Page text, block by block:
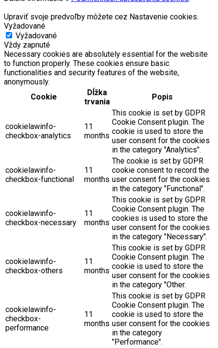
Upraviť svoje predvoľby môžete cez Nastavenie cookies.
Vyžadované
Vyžadované
Vždy zapnuté
Necessary cookies are absolutely essential for the website
to function properly. These cookies ensure basic
functionalities and security features of the website,
anonymously.
Cookie
Dĺžka
trvania
Popis
cookielawinfo-
checkbox-analytics
11
months
This cookie is set by GDPR
Cookie Consent plugin. The
cookie is used to store the
user consent for the cookies
in the category "Analytics".
cookielawinfo-
checkbox-functional
11
months
The cookie is set by GDPR
cookie consent to record the
user consent for the cookies
in the category "Functional".
cookielawinfo-
checkbox-necessary
11
months
This cookie is set by GDPR
Cookie Consent plugin. The
cookies is used to store the
user consent for the cookies
in the category "Necessary".
cookielawinfo-
checkbox-others
11
months
This cookie is set by GDPR
Cookie Consent plugin. The
cookie is used to store the
user consent for the cookies
in the category "Other.
cookielawinfo-
checkbox-
performance
11
months
This cookie is set by GDPR
Cookie Consent plugin. The
cookie is used to store the
user consent for the cookies
in the category
"Performance".